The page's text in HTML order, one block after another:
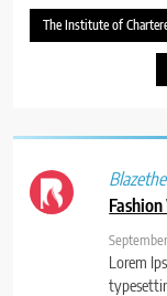
The Institute of
Lorem